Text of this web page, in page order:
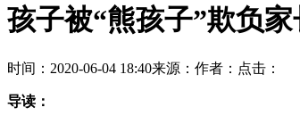
孩子被“熊孩子”欺负
时间：2020-06-04 18:40来源： 作者： 点击：
导读：